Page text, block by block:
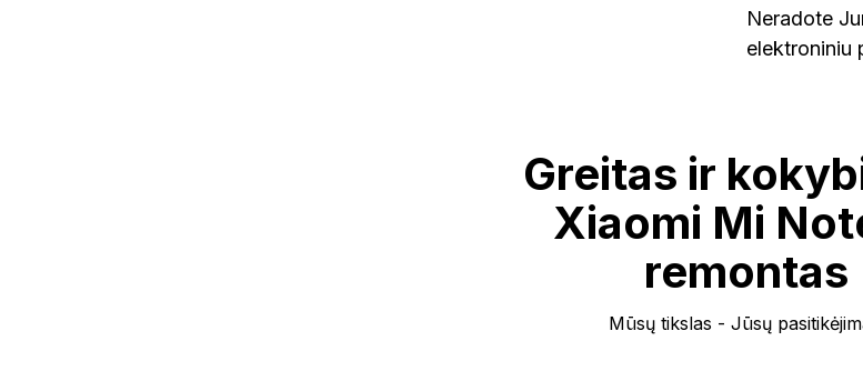
Neradote
elektroniniu
Greitas ir
Xiaomi Mi
remontas
Mūsų tikslas - Jūsų